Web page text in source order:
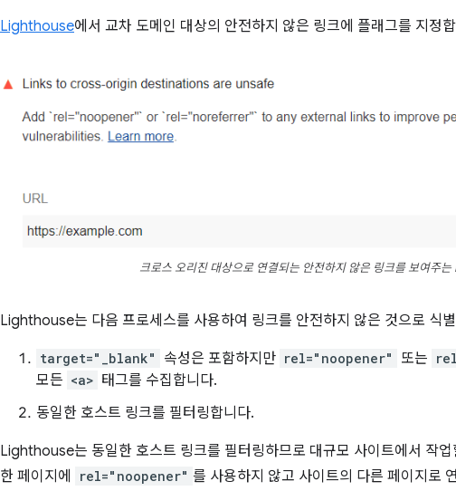
Lighthouse에서 교차 도메인 대상의 안전하지 않은 링크에 플래그를 지정
크로스 오리진 대상으로 연결되는 안전하지 않은 링크를 보여주
Lighthouse는 다음 프로세스를 사용하여 링크를 안전하지 않은 것으로 식
target="_blank" 속성은 포함하지만 rel="noopener" 또는
모든 <a> 태그를 수집합니다.
동일한 호스트 링크를 필터링합니다.
Lighthouse는 동일한 호스트 링크를 필터링하므로 대규모 사이트에서 작
한 페이지에
rel="noopener" 를 사용하지 않고 사이트의 다른 페이지로